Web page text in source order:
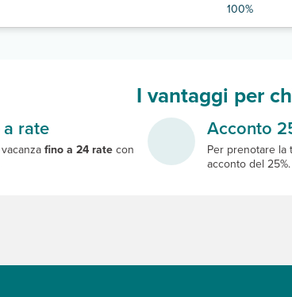
100%
I vantaggi per
rate
fino a 24 ratecon
Acconto
Per prenotare la
acconto del 25%.